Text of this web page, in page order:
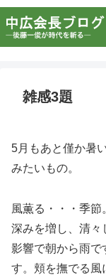
雑感3題
5月もあと僅か暑
みたいもの。
風薫る・・・季
深みを増し、清々
影響で朝から雨で
す。頬を撫でる風